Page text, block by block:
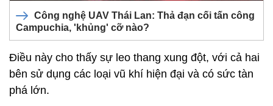
Công nghệ UAV Thái Lan: Thả đạn cối tấn công
Campuchia, 'khủng' cỡ nào?
Điều này cho thấy sự leo thang xung đột, với cả hai
bên sử dụng các loại vũ khí hiện đại và có sức tàn
phá lớn.